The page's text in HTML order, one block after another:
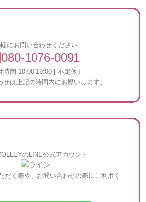
にお問い合わせください。
080-1076-0091
時間 10:00-19:00 [ 不定休 ]
は上記の時間内にお願いします。
のLINE公式アカウント
だく際や、お問い合わせの際にご利用く